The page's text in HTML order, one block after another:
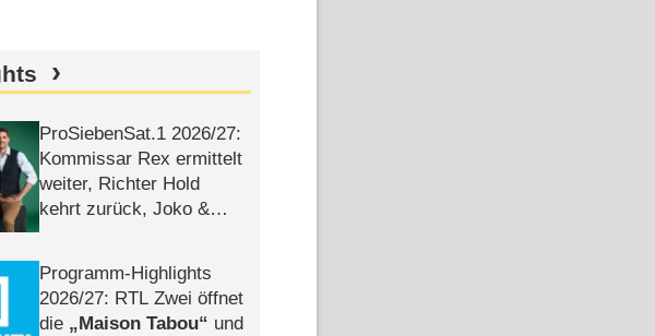
ProSiebenSat.1 2026/​27:
Kommissar Rex ermittelt
weiter, Richter Hold
kehrt zurück, Joko &
Programm-Highlights
2026/​27: RTL Zwei öffnet
die
Maison Tabou
und